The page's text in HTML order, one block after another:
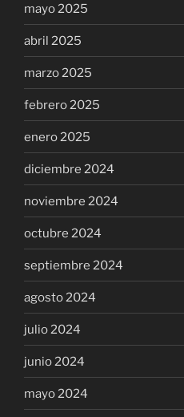
mayo 2025
abril 2025
marzo 2025
febrero 2025
enero 2025
diciembre 2024
noviembre 2024
octubre 2024
septiembre 2024
agosto 2024
julio 2024
junio 2024
mayo 2024